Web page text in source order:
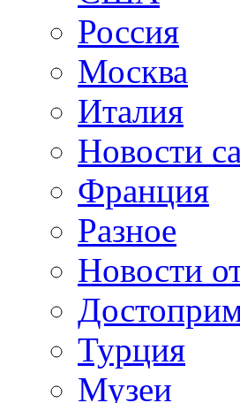
Россия
Москва
Италия
Новости
Франция
Разное
Новости
Турция
Музеи